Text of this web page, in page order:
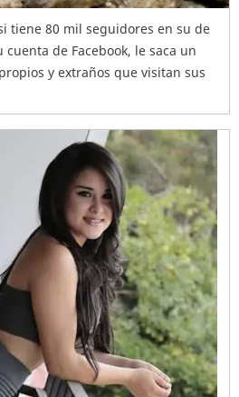
tiene 80 mil seguidores en su de
de Facebook, le saca un
y extraños que visitan sus